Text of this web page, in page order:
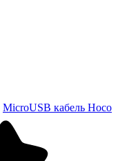
MicroUSB кабель Hoco